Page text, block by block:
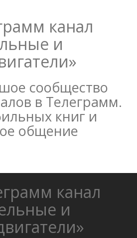
канал
и
сообщество
в Телеграмм.
книг и
общение
канал
и